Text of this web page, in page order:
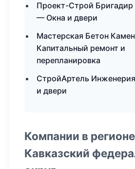
Проект-Строй Бригадир
— Окна и двери
Мастерская Бетон
Капитальный ремонт и
перепланировка
СтройАртель
и двери
Компании в
Кавказский